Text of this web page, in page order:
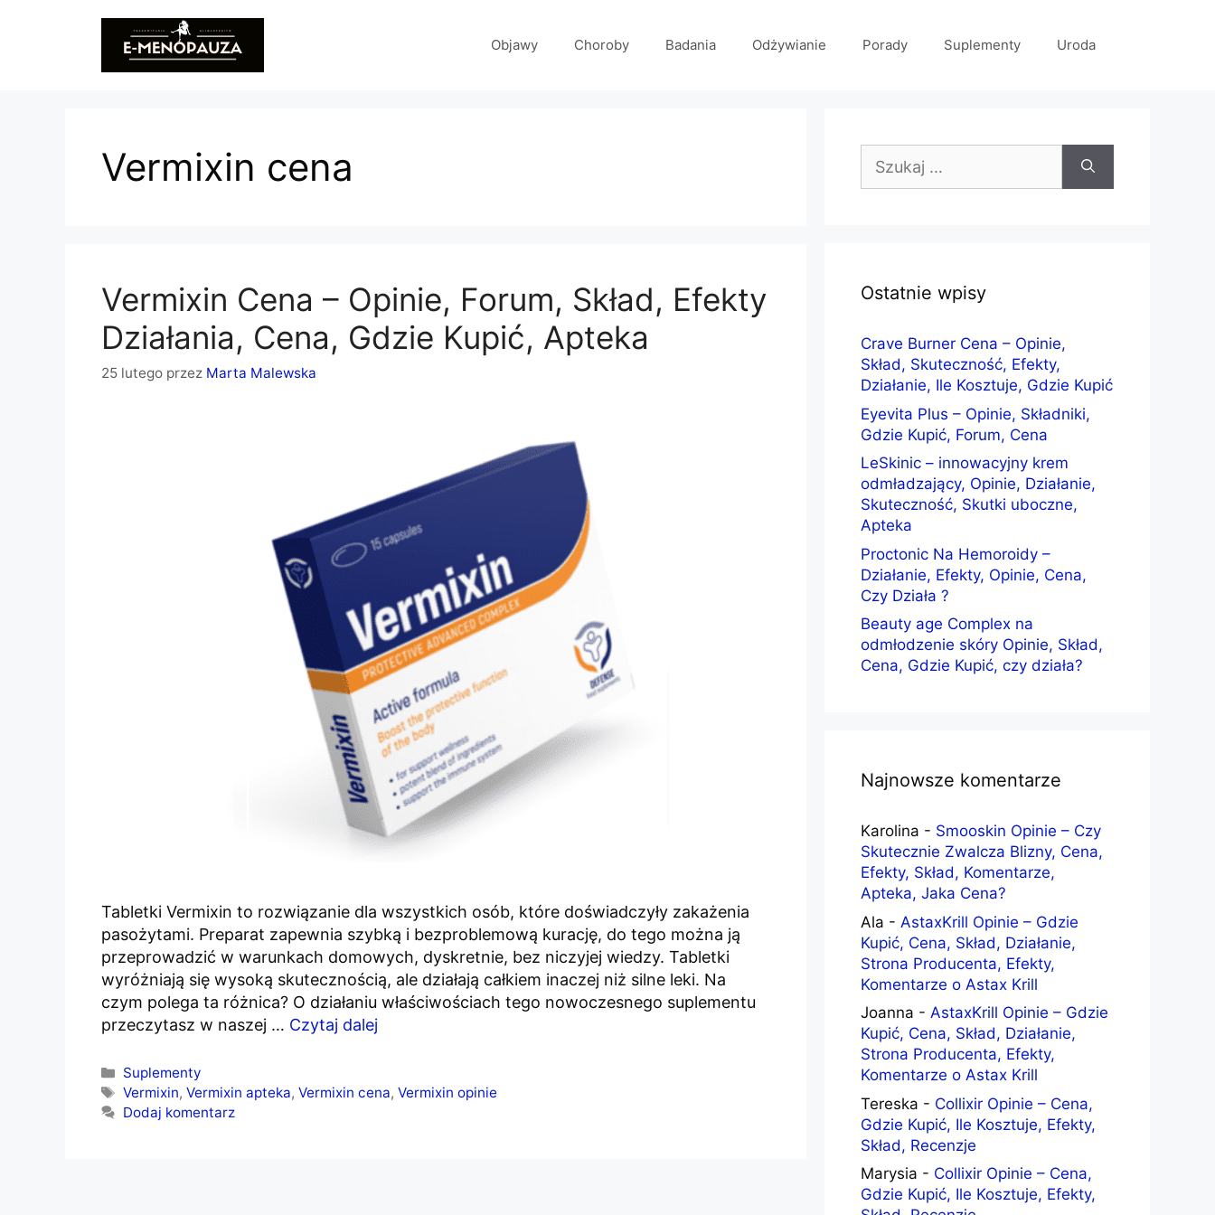
Objawy Choroby Badania Odżywianie Porady Suplementy Uroda
Vermixin cena
Vermixin Cena – Opinie, Forum, Skład, Efekty
Działania, Cena, Gdzie Kupić, Apteka
25 lutego przez Marta Malewska
Tabletki Vermixin to rozwiązanie dla wszystkich osób, które doświadczyły zakażenia
pasożytami. Preparat zapewnia szybką i bezproblemową kurację, do tego można ją
przeprowadzić w warunkach domowych, dyskretnie, bez niczyjej wiedzy. Tabletki
wyróżniają się wysoką skutecznością, ale działają całkiem inaczej niż silne leki. Na
czym polega ta różnica? O działaniu właściwościach tego nowoczesnego suplementu
przeczytasz w naszej … Czytaj dalej
Kategorie
Suplementy
Tagi
Vermixin,Vermixin apteka,Vermixin cena,Vermixin opinie
Dodaj komentarz
Ostatnie wpisy
Crave Burner Cena – Opinie,
Skład, Skuteczność, Efekty,
Działanie, Ile Kosztuje, Gdzie Kupić
Eyevita Plus – Opinie, Składniki,
Gdzie Kupić, Forum, Cena
LeSkinic – innowacyjny krem
odmładzający, Opinie, Działanie,
Skuteczność, Skutki uboczne,
Apteka
Proctonic Na Hemoroidy –
Działanie, Efekty, Opinie, Cena,
Czy Działa ?
Beauty age Complex na
odmłodzenie skóry Opinie, Skład,
Cena, Gdzie Kupić, czy działa?
Najnowsze komentarze
Karolina - Smooskin Opinie – Czy
Skutecznie Zwalcza Blizny, Cena,
Efekty, Skład, Komentarze,
Apteka, Jaka Cena?
Ala - AstaxKrill Opinie – Gdzie
Kupić, Cena, Skład, Działanie,
Strona Producenta, Efekty,
Komentarze o Astax Krill
Joanna - AstaxKrill Opinie – Gdzie
Kupić, Cena, Skład, Działanie,
Strona Producenta, Efekty,
Komentarze o Astax Krill
Tereska - Collixir Opinie – Cena,
Gdzie Kupić, Ile Kosztuje, Efekty,
Skład, Recenzje
Marysia - Collixir Opinie – Cena,
Gdzie Kupić, Ile Kosztuje, Efekty,